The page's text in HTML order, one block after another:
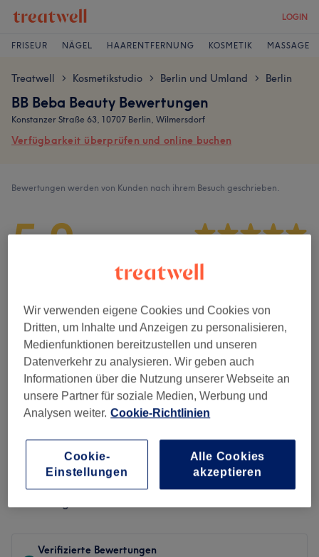
LOGIN
FRISEUR NÄGEL HAARENTFERNUNG KOSMETIK MASSAGE
Treatwell > Kosmetikstudio > Berlin und Umland > Berlin
BB Beba Beauty Bewertungen
Konstanzer Straße 63, 10707 Berlin, Wilmersdorf
Verfügbarkeit überprüfen und online buchen
Bewertungen werden von Kunden nach ihrem Besuch geschrieben.
5,0
Sauberkeit
Service
Bewertungen filtern
Behandlung Alle Bewertungen
Verifizierte Bewertungen
Wir verwenden eigene Cookies und Cookies von
Dritten, um Inhalte und Anzeigen zu personalisieren,
Medienfunktionen bereitzustellen und unseren
Datenverkehr zu analysieren. Wir geben auch
Informationen über die Nutzung unserer Webseite an
unsere Partner für soziale Medien, Werbung und
Analysen weiter. Cookie-Richtlinien
Cookie-
Einstellungen
Alle Cookies
akzeptieren